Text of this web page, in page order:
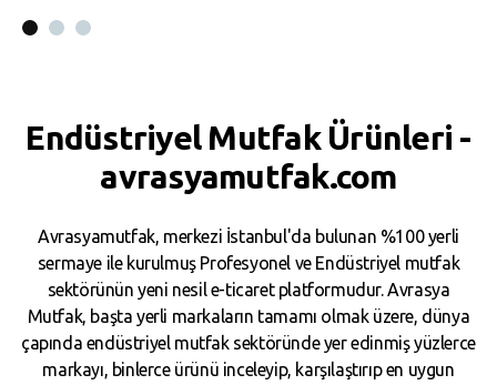
Endüstriyel Mutfak Ürünleri -
avrasyamutfak.com
Avrasyamutfak, merkezi İstanbul'da bulunan %100 yerli
sermaye ile kurulmuş Profesyonel ve Endüstriyel mutfak
sektörünün yeni nesil e-ticaret platformudur. Avrasya
Mutfak, başta yerli markaların tamamı olmak üzere, dünya
çapında endüstriyel mutfak sektöründe yer edinmiş yüzlerce
markayı, binlerce ürünü inceleyip, karşılaştırıp en uygun